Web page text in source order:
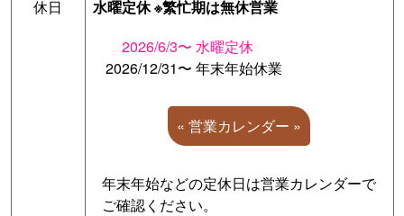
休日
水曜定休 ※繁忙期は無休営業
2026/6/3〜 水曜定休
2026/12/31〜 年末年始休業
« 営業カレンダー »
年末年始などの定休日は営業カレンダーで
ご確認ください。